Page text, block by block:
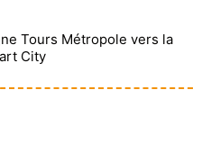
Tours Métropole vers la
City